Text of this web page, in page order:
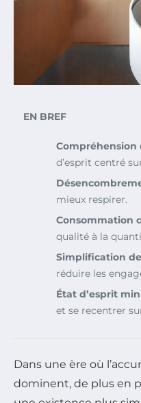
EN BREF
d’esprit centré
mieux respirer.
Consommation
qualité à la
Simplification
réduire les
État d’esprit
et se recentrer
Dans une ère où
dominent, de plus en